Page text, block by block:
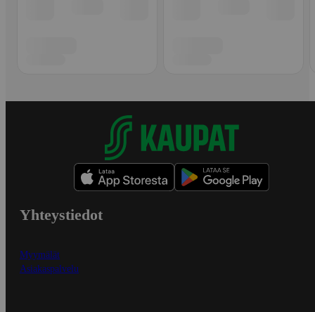
Yhteystiedot
Myymälät
Asiakaspalvelu